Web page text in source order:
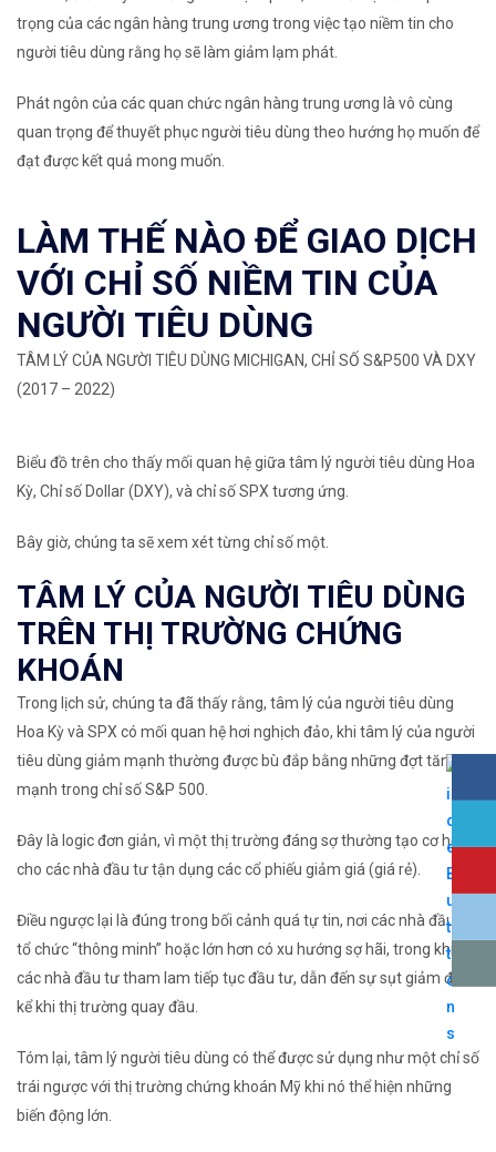
trọng của các ngân hàng trung ương trong việc tạo niềm tin cho
người tiêu dùng rằng họ sẽ làm giảm lạm phát.
Phát ngôn của các quan chức ngân hàng trung ương là vô cùng
quan trọng để thuyết phục người tiêu dùng theo hướng họ muốn để
đạt được kết quả mong muốn.
LÀM THẾ NÀO ĐỂ GIAO DỊCH
VỚI CHỈ SỐ NIỀM TIN CỦA
NGƯỜI TIÊU DÙNG
TÂM LÝ CỦA NGƯỜI TIÊU DÙNG MICHIGAN, CHỈ SỐ S&P500 VÀ DXY
(2017 – 2022)
Biểu đồ trên cho thấy mối quan hệ giữa tâm lý người tiêu dùng Hoa
Kỳ, Chỉ số Dollar (DXY), và chỉ số SPX tương ứng.
Bây giờ, chúng ta sẽ xem xét từng chỉ số một.
TÂM LÝ CỦA NGƯỜI TIÊU DÙNG
TRÊN THỊ TRƯỜNG CHỨNG
KHOÁN
Trong lịch sử, chúng ta đã thấy rằng, tâm lý của người tiêu dùng
Hoa Kỳ và SPX có mối quan hệ hơi nghịch đảo, khi tâm lý của người
tiêu dùng giảm mạnh thường được bù đắp bằng những đợt tăng
mạnh trong chỉ số S&P 500.
Đây là logic đơn giản, vì một thị trường đáng sợ thường tạo cơ hội
cho các nhà đầu tư tận dụng các cổ phiếu giảm giá (giá rẻ).
Điều ngược lại là đúng trong bối cảnh quá tự tin, nơi các nhà đầu tư
tổ chức “thông minh” hoặc lớn hơn có xu hướng sợ hãi, trong khi
các nhà đầu tư tham lam tiếp tục đầu tư, dẫn đến sự sụt giảm đáng
kể khi thị trường quay đầu.
Tóm lại, tâm lý người tiêu dùng có thể được sử dụng như một chỉ số
trái ngược với thị trường chứng khoán Mỹ khi nó thể hiện những
biến động lớn.